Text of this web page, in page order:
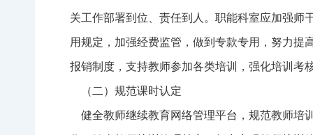
关工作部署到位、责任到人。职能科室应加强师
用规定，加强经费监管，做到专款专用，努力提
报销制度，支持教师参加各类培训，强化培训考
（二）规范课时认定
健全教师继续教育网络管理平台，规范教师培